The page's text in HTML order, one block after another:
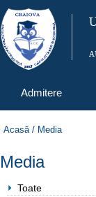
Admitere
Acasă/ Media
Media
Toate